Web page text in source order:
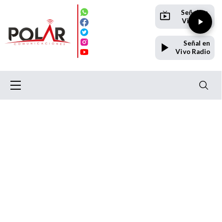
Señal en
Vivo TV
Señal en
Vivo Radio